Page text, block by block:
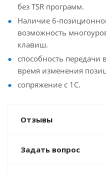
без TSR программ.
Наличие 6-
возможность
клавиш.
способность
время изменения
сопряжение с 1С.
Отзывы
Задать вопрос